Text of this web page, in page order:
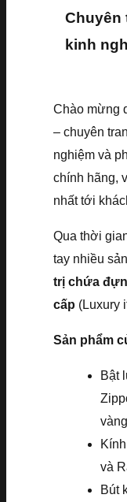
Chuyên
kinh
Chào mừng
– chuyên
nghiệm và
chính hãng,
nhất tới
Qua thời
tay nhiều
trị chứa
cấp (Luxury
Sản phẩm
Bật
và
Bút